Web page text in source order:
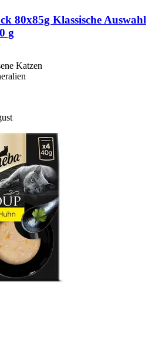
80x85g Klassische Auswahl
g
Katzen